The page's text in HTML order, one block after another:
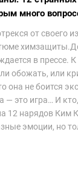
много
от своего
в прессе.
обожать, или
она не боится
— это игра… И
12 нарядов Ким
эмоции, но